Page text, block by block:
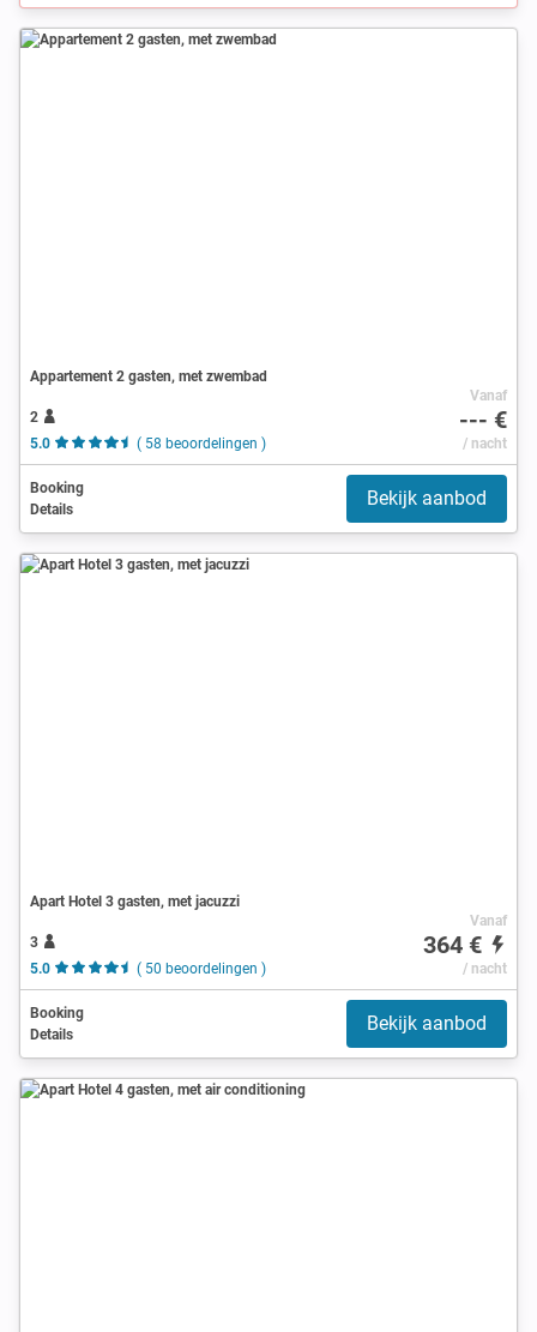
Appartement 2 gasten, met zwembad
2
5.0
( 58 beoordelingen )
Vanaf
--- €
/ nacht
Booking
Details
Bekijk aanbod
Apart Hotel 3 gasten, met jacuzzi
3
5.0
( 50 beoordelingen )
Vanaf
364 €
/ nacht
Booking
Details
Bekijk aanbod